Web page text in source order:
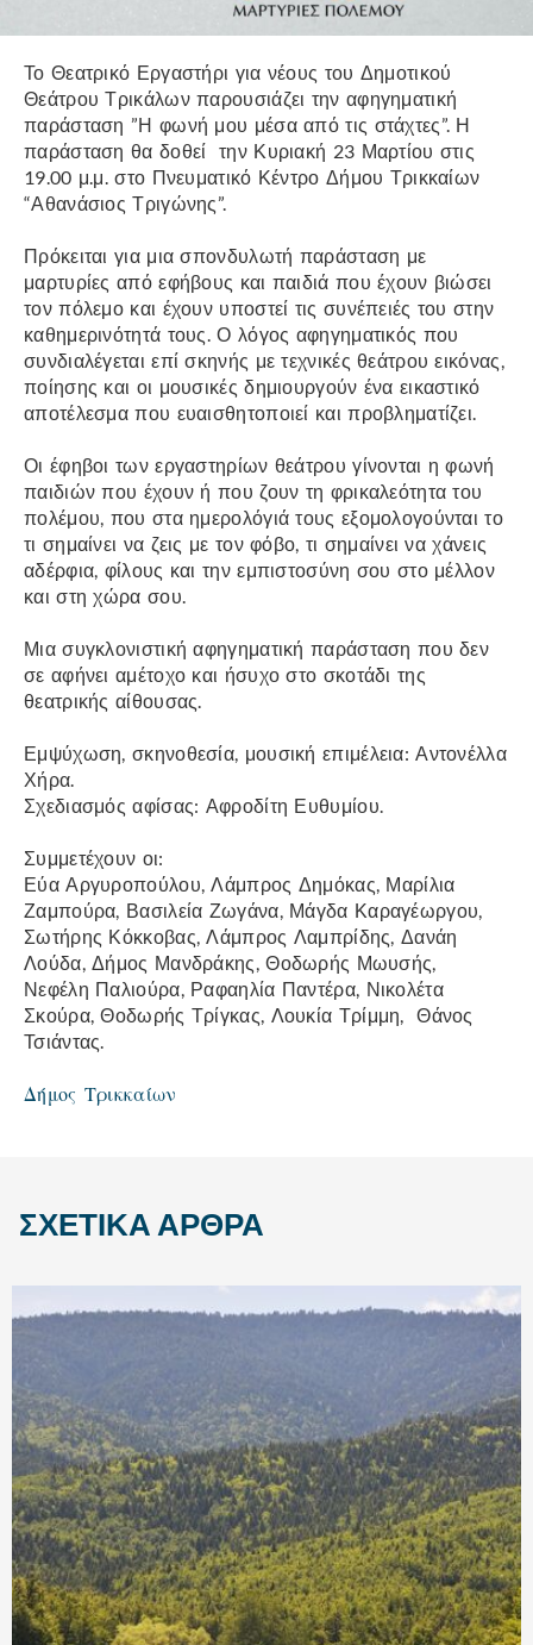
Το Θεατρικό Εργαστήρι για νέους του Δημοτικού
Θεάτρου Τρικάλων παρουσιάζει την αφηγηματική
παράσταση ”Η φωνή μου μέσα από τις στάχτες”. Η
παράσταση θα δοθεί την Κυριακή 23 Μαρτίου στις
19.00 μ.μ. στο Πνευματικό Κέντρο Δήμου Τρικκαίων
“Αθανάσιος Τριγώνης”.
Πρόκειται για μια σπονδυλωτή παράσταση με
μαρτυρίες από εφήβους και παιδιά που έχουν βιώσει
τον πόλεμο και έχουν υποστεί τις συνέπειές του στην
καθημερινότητά τους. Ο λόγος αφηγηματικός που
συνδιαλέγεται επί σκηνής με τεχνικές θεάτρου εικόνας,
ποίησης και οι μουσικές δημιουργούν ένα εικαστικό
αποτέλεσμα που ευαισθητοποιεί και προβληματίζει.
Οι έφηβοι των εργαστηρίων θεάτρου γίνονται η φωνή
παιδιών που έχουν ή που ζουν τη φρικαλεότητα του
πολέμου, που στα ημερολόγιά τους εξομολογούνται το
τι σημαίνει να ζεις με τον φόβο, τι σημαίνει να χάνεις
αδέρφια, φίλους και την εμπιστοσύνη σου στο μέλλον
και στη χώρα σου.
Μια συγκλονιστική αφηγηματική παράσταση που δεν
σε αφήνει αμέτοχο και ήσυχο στο σκοτάδι της
θεατρικής αίθουσας.
Εμψύχωση, σκηνοθεσία, μουσική επιμέλεια: Αντονέλλα
Χήρα.
Σχεδιασμός αφίσας: Αφροδίτη Ευθυμίου.
Συμμετέχουν οι:
Εύα Αργυροπούλου, Λάμπρος Δημόκας, Μαρίλια
Ζαμπούρα, Βασιλεία Ζωγάνα, Μάγδα Καραγέωργου,
Σωτήρης Κόκκοβας, Λάμπρος Λαμπρίδης, Δανάη
Λούδα, Δήμος Μανδράκης, Θοδωρής Μωυσής,
Νεφέλη Παλιούρα, Ραφαηλία Παντέρα, Νικολέτα
Σκούρα, Θοδωρής Τρίγκας, Λουκία Τρίμμη, Θάνος
Τσιάντας.
Δήμος Τρικκαίων
ΣΧΕΤΙΚΆ ΆΡΘΡΑ